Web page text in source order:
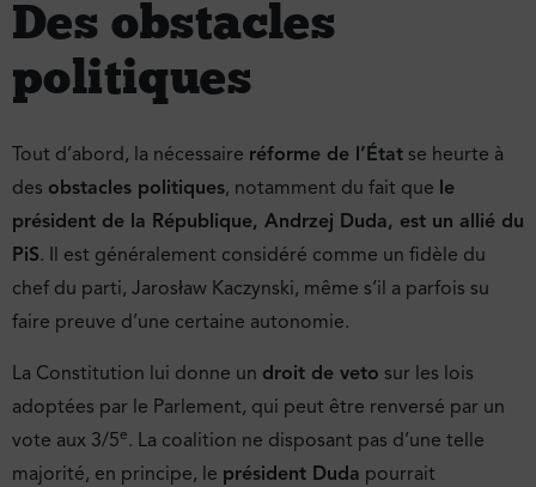
Des obstacles
politiques
Tout d’abord, la nécessaire réforme de l’État se heurte à
des obstacles politiques, notamment du fait que le
président de la République, Andrzej Duda, est un allié du
PiS. Il est généralement considéré comme un fidèle du
chef du parti, Jarosław Kaczynski, même s’il a parfois su
faire preuve d’une certaine autonomie.
La Constitution lui donne un droit de veto sur les lois
adoptées par le Parlement, qui peut être renversé par un
vote aux 3/5e. La coalition ne disposant pas d’une telle
majorité, en principe, le président Duda pourrait